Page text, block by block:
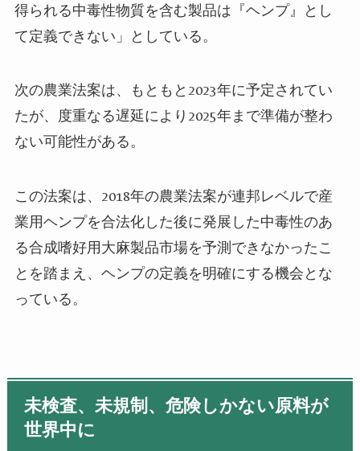
得られる中毒性物質を含む製品は『ヘンプ』とし
て定義できない」としている。
次の農業法案は、もともと2023年に予定されてい
たが、度重なる遅延により2025年まで準備が整わ
ない可能性がある。
この法案は、2018年の農業法案が連邦レベルで産
業用ヘンプを合法化した後に発展した中毒性のあ
る合成嗜好用大麻製品市場を予測できなかったこ
とを踏まえ、ヘンプの定義を明確にする機会とな
っている。
未検査、未規制、危険しかない原料が
世界中に